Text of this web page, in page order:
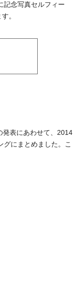
記念写真セルフィー
。
発表にあわせて、2014
にまとめました。こ